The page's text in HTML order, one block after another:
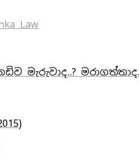
Law
මැරුවාද..?